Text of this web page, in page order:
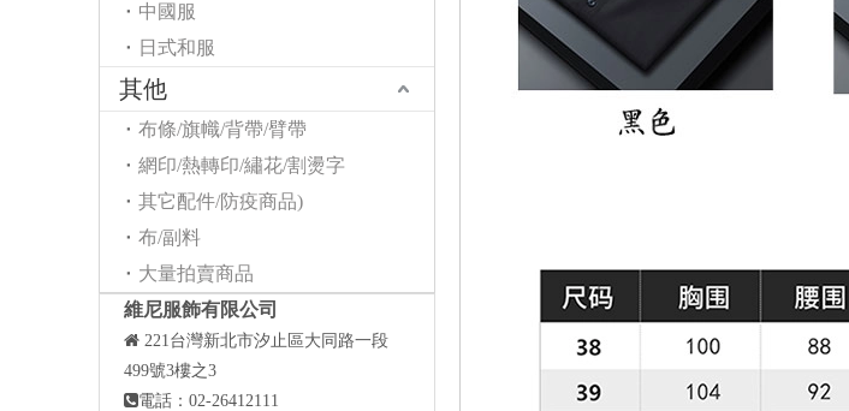
中國服
日式和服
其他
布條/旗幟/背帶/臂帶
網印/熱轉印/繡花/割燙字
其它配件/防疫商品)
布/副料
大量拍賣商品
維尼服飾有限公司
 221台灣新北市汐止區大同路一段
499號3樓之3
電話：02-26412111